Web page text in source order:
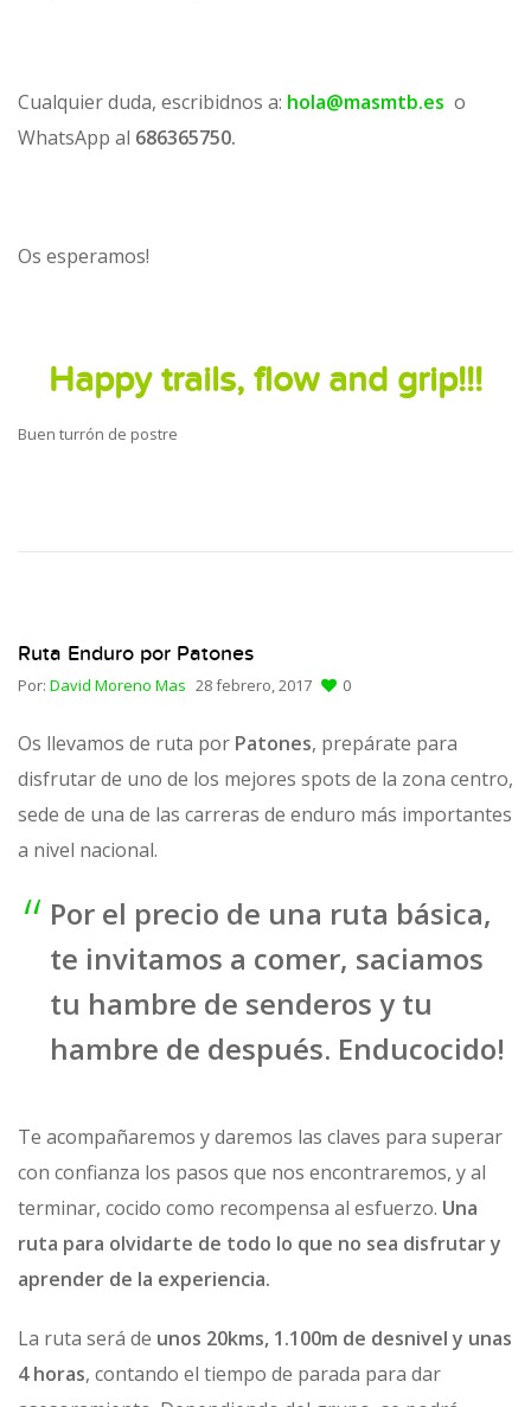
Cualquier duda, escribidnos a: hola@masmtb.es o
WhatsApp al 686365750.
Os esperamos!
Happy trails, flow and grip!!!
Buen turrón de postre
Ruta Enduro por Patones
Por: David Moreno Mas 28 febrero, 2017 0
Os llevamos de ruta por Patones, prepárate para
disfrutar de uno de los mejores spots de la zona centro,
sede de una de las carreras de enduro más importantes
a nivel nacional.
Por el precio de una ruta básica,
te invitamos a comer, saciamos
tu hambre de senderos y tu
hambre de después. Enducocido!
Te acompañaremos y daremos las claves para superar
con confianza los pasos que nos encontraremos, y al
terminar, cocido como recompensa al esfuerzo. Una
ruta para olvidarte de todo lo que no sea disfrutar y
aprender de la experiencia.
La ruta será de unos 20kms, 1.100m de desnivel y unas
4 horas, contando el tiempo de parada para dar